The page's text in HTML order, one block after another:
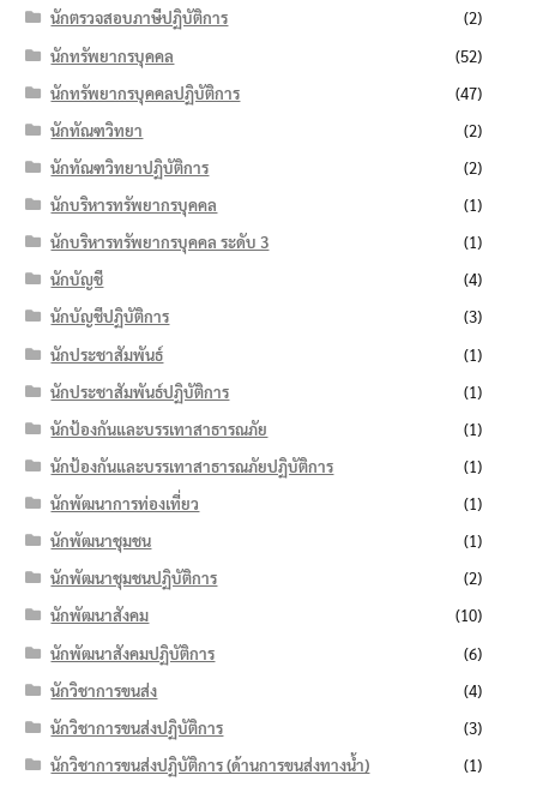
นักตรวจสอบภาษีปฏิบัติการ
(2)
นักทรัพยากรบุคคล
(52)
นักทรัพยากรบุคคลปฏิบัติการ
(47)
นักทัณฑวิทยา
(2)
นักทัณฑวิทยาปฏิบัติการ
(2)
นักบริหารทรัพยากรบุคคล
(1)
นักบริหารทรัพยากรบุคคล ระดับ 3
(1)
นักบัญชี
(4)
นักบัญชีปฏิบัติการ
(3)
นักประชาสัมพันธ์
(1)
นักประชาสัมพันธ์ปฏิบัติการ
(1)
นักป้องกันและบรรเทาสาธารณภัย
(1)
นักป้องกันและบรรเทาสาธารณภัยปฏิบัติการ
(1)
นักพัฒนาการท่องเที่ยว
(1)
นักพัฒนาชุมชน
(1)
นักพัฒนาชุมชนปฏิบัติการ
(2)
นักพัฒนาสังคม
(10)
นักพัฒนาสังคมปฏิบัติการ
(6)
นักวิชาการขนส่ง
(4)
นักวิชาการขนส่งปฏิบัติการ
(3)
นักวิชาการขนส่งปฏิบัติการ (ด้านการขนส่งทางน้ำ)
(1)